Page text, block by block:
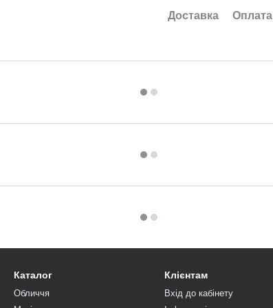
Доставка Оплата
Каталог
Обличчя
Клієнтам
Вхід до кабінету